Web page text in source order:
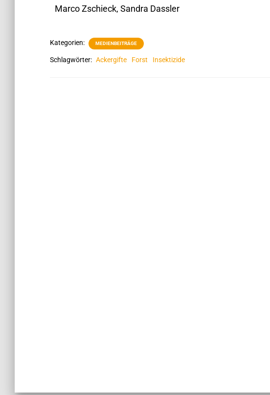
Marco Zschieck, Sandra Dassler
Kategorien: MEDIENBEITRÄGE
Schlagwörter: Ackergifte Forst Insektizide